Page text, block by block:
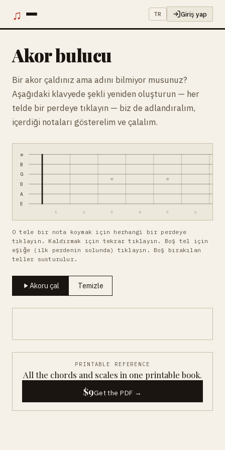
♫ TR Giriş yap
Akor bulucu
Bir akor çaldınız ama adını bilmiyor musunuz?
Aşağıdaki klavyede şekli yeniden oluşturun — her
telde bir perdeye tıklayın — biz de adlandıralım,
içerdiği notaları gösterelim ve çalalım.
e
B
G
D
A
E
1 2 3 4 5 6
O tele bir nota koymak için herhangi bir perdeye
tıklayın. Kaldırmak için tekrar tıklayın. Boş tel için
eşiğe (ilk perdenin solunda) tıklayın. Boş bırakılan
teller susturulur.
Akoru çal Temizle
PRINTABLE REFERENCE
All the chords and scales in one printable book.
$9Get the PDF →